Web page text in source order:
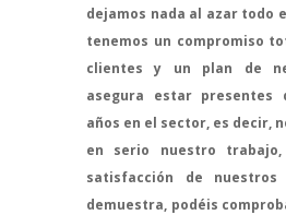
dejamos nada al azar todo
tenemos un compromiso
clientes y un plan de
asegura estar presentes
años en el sector, es decir,
en serio nuestro
satisfacción de
demuestra, podéis